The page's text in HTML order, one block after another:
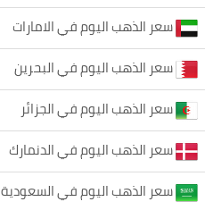
سعر الذهب اليوم في الامارات
سعر الذهب اليوم في البحرين
سعر الذهب اليوم في الجزائر
سعر الذهب اليوم في الدنمارك
سعر الذهب اليوم في السعودية